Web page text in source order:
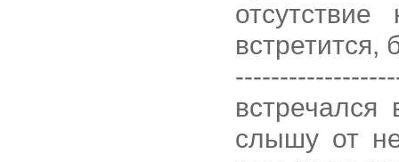
встретится,
слышу от